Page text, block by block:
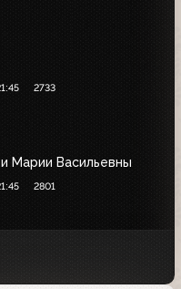
2733
Марии Васильевны
2801